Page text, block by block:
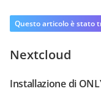
Questo articolo è stato
Nextcloud
Installazione di